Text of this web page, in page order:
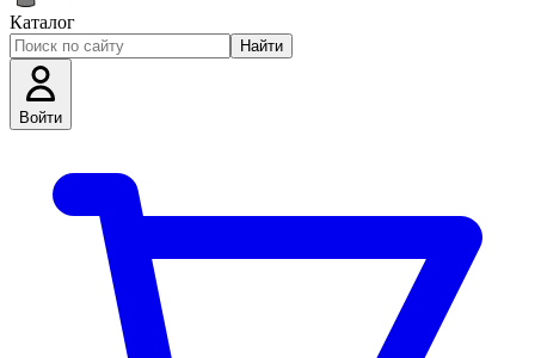
Каталог
Найти
Войти